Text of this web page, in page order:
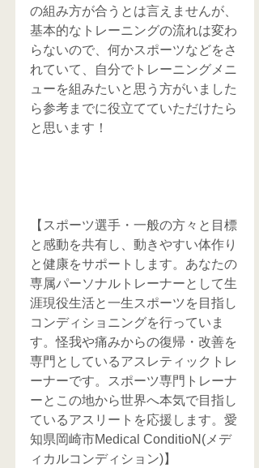
の組み方が合うとは言えませんが、
基本的なトレーニングの流れは変わ
らないので、何かスポーツなどをさ
れていて、自分でトレーニングメニ
ューを組みたいと思う方がいました
ら参考までに役立てていただけたら
と思います！
【スポーツ選手・一般の方々と目標
と感動を共有し、動きやすい体作り
と健康をサポートします。あなたの
専属パーソナルトレーナーとして生
涯現役生活と一生スポーツを目指し
コンディショニングを行っていま
す。怪我や痛みからの復帰・改善を
専門としているアスレティックトレ
ーナーです。スポーツ専門トレーナ
ーとこの地から世界へ本気で目指し
ているアスリートを応援します。愛
知県岡崎市Medical ConditioN(メデ
ィカルコンディション)】